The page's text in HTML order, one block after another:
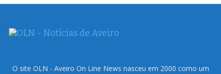
O site OLN - Aveiro On Line News nasceu em 2000 como um